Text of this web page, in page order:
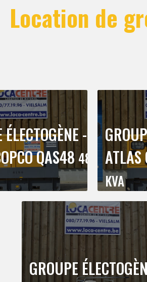
Location de
-
QAS48 48
KVA
GROUPE